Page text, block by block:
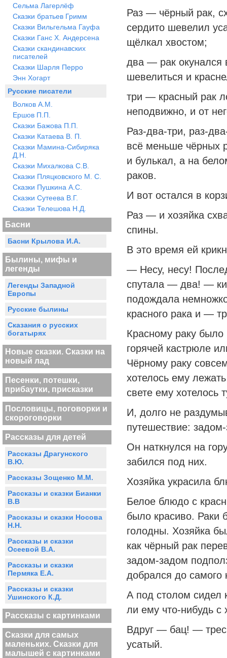
Сельма Лагерлёф
Сказки братьев Гримм
Сказки Вильгельма Гауфа
Сказки Ганс Х. Андерсена
Сказки скандинавских
писателей
Сказки Шарля Перро
Энн Хогарт
Русские писатели
Волков А.М.
Ершов П.П.
Сказки Бажова П.П.
Сказки Катаева В. П.
Сказки Мамина-Сибиряка
Д.Н.
Сказки Михалкова С.В.
Сказки Пляцковского М. С.
Сказки Пушкина А.С.
Сказки Сутеева В.Г.
Сказки Телешова Н.Д.
Басни
Басни Крылова И.А.
Былины, мифы и
легенды
Легенды Западной
Европы
Русские былины
Сказания о русских
богатырях
Новые сказки. Сказки на
новый лад
Песенки, потешки,
прибаутки, присказки
Пословицы, поговорки и
скороговорки
Рассказы для детей
Рассказы Драгунского
В.Ю.
Рассказы Зощенко М.М.
Рассказы и сказки Бианки
В.В
Рассказы и сказки Носова
Н.Н.
Рассказы и сказки
Осеевой В.А.
Рассказы и сказки
Пермяка Е.А.
Рассказы и сказки
Ушинского К.Д.
Рассказы с картинками
Сказки для самых
маленьких. Сказки для
малышей с картинками
Раз — чёрный рак,
сердито шевелил
щёлкал хвостом;
два — рак окунался
шевелиться и
три — красный рак
неподвижно, и от
Раз-два-три, раз-
всё меньше чёрных
и булькал, а на
раков.
И вот остался в
Раз — и хозяйка
спины.
В это время ей
— Несу, несу!
спутала — два! —
подождала
красного рака и —
Красному раку было
горячей кастрюле
Чёрному раку
хотелось ему
свете ему хотелось
И, долго не
путешествие:
Он наткнулся на
забился под них.
Хозяйка украсила
Белое блюдо с
было красиво. Раки
голодны. Хозяйка
как чёрный рак
задом-задом
добрался до самого
А под столом сидел
ли ему что-нибудь с
Вдруг — бац! —
усатый.